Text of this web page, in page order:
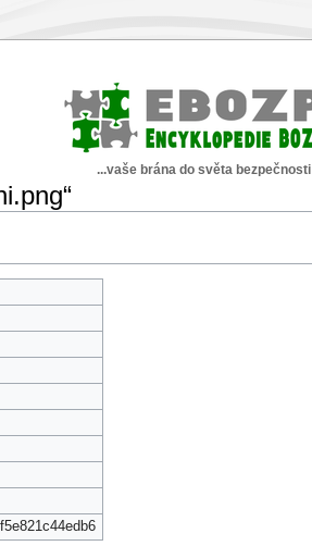
...vaše brána do světa bezpečnosti